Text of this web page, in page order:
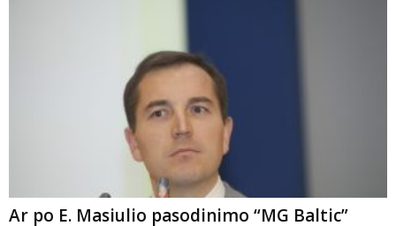
Ar po E. Masiulio pasodinimo “MG Baltic”